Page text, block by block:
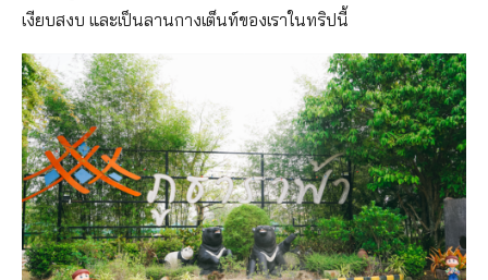
เงียบสงบ และเป็นลานกางเต็นท์ของเราในทริปนี้